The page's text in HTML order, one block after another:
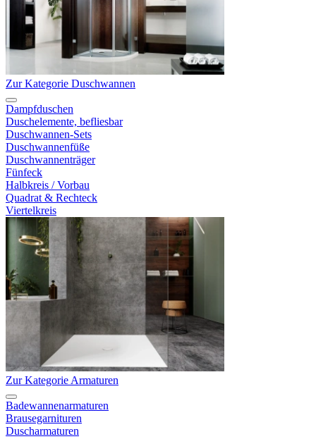
Zur Kategorie Duschwannen
Dampfduschen
Duschelemente, befliesbar
Duschwannen-Sets
Duschwannenfüße
Duschwannenträger
Fünfeck
Halbkreis / Vorbau
Quadrat & Rechteck
Viertelkreis
Zur Kategorie Armaturen
Badewannenarmaturen
Brausegarnituren
Duscharmaturen